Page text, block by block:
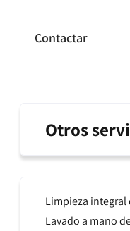
Contactar
Otros
Limpieza integral
Lavado a mano